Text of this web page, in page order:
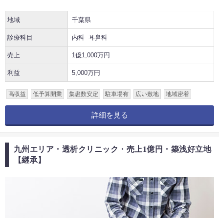
地域 千葉県
診療科目 内科 耳鼻科
売上 1億1,000万円
利益 5,000万円
高収益 低予算開業 集患数安定 駐車場有 広い敷地 地域密着
詳細を見る
九州エリア・透析クリニック・売上1億円・築浅好立地
【継承】